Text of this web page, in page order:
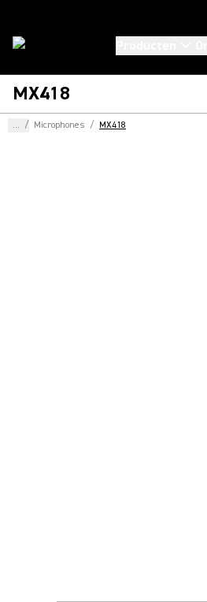
MX418
... / Microphones / MX418